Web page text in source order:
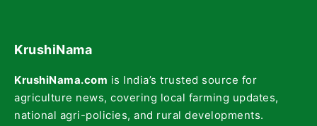
KrushiNama
KrushiNama.com is India’s trusted source for
agriculture news, covering local farming updates,
national agri-policies, and rural developments.